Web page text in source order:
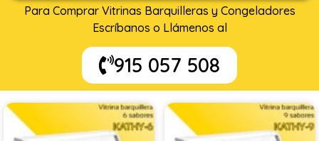
Para Comprar Vitrinas Barquilleras y Congeladores
Escríbanos o Llámenos al
915 057 508